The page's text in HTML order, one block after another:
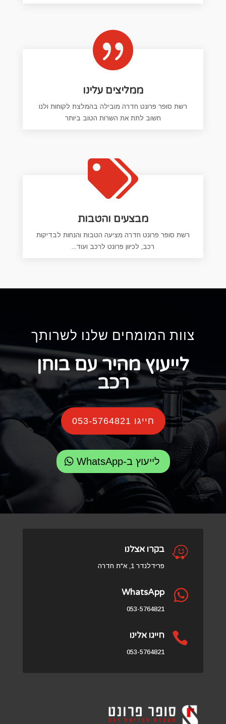

ממליצים עלינו
רשת סופר פרונט חדרה מובילה בהמלצת לקוחות ולנו
חשוב לתת את השרות הטוב ביותר

מבצעים והטבות
רשת סופר פרונט חדרה מציעה הטבות והנחות לבדיקות
רכב, לכיוון פרונט לרכב ועוד...
צוות המומחים שלנו לשרותך
לייעוץ מהיר עם בוחן
רכב
חייגו 053-5764821
לייעוץ ב-WhatsApp
 בקרו אצלנו
פרידלנדר 1, א"ת חדרה

WhatsApp
053-5764821
 חייגו אלינו
053-5764821